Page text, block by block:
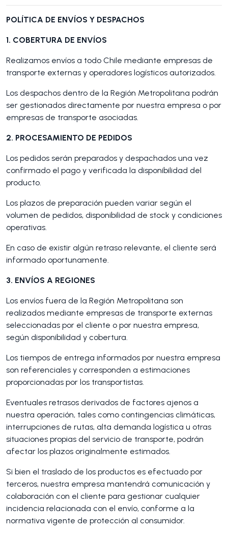
POLÍTICA DE ENVÍOS Y DESPACHOS
1. COBERTURA DE ENVÍOS
Realizamos envíos a todo Chile mediante empresas de
transporte externas y operadores logísticos autorizados.
Los despachos dentro de la Región Metropolitana podrán
ser gestionados directamente por nuestra empresa o por
empresas de transporte asociadas.
2. PROCESAMIENTO DE PEDIDOS
Los pedidos serán preparados y despachados una vez
confirmado el pago y verificada la disponibilidad del
producto.
Los plazos de preparación pueden variar según el
volumen de pedidos, disponibilidad de stock y condiciones
operativas.
En caso de existir algún retraso relevante, el cliente será
informado oportunamente.
3. ENVÍOS A REGIONES
Los envíos fuera de la Región Metropolitana son
realizados mediante empresas de transporte externas
seleccionadas por el cliente o por nuestra empresa,
según disponibilidad y cobertura.
Los tiempos de entrega informados por nuestra empresa
son referenciales y corresponden a estimaciones
proporcionadas por los transportistas.
Eventuales retrasos derivados de factores ajenos a
nuestra operación, tales como contingencias climáticas,
interrupciones de rutas, alta demanda logística u otras
situaciones propias del servicio de transporte, podrán
afectar los plazos originalmente estimados.
Si bien el traslado de los productos es efectuado por
terceros, nuestra empresa mantendrá comunicación y
colaboración con el cliente para gestionar cualquier
incidencia relacionada con el envío, conforme a la
normativa vigente de protección al consumidor.